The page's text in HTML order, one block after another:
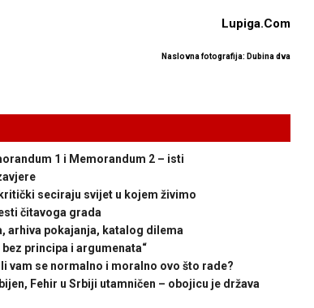
Lupiga.Com
Naslovna fotografija: Dubina dva
1 i Memorandum 2 – isti
seciraju svijet u kojem živimo
čitavoga grada
arhiva pokajanja, katalog dilema
bez principa i argumenata“
li vam se normalno i moralno ovo što rade?
Fehir u Srbiji utamničen – obojicu je država